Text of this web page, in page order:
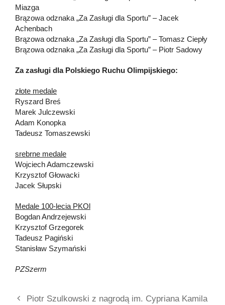
Miazga
Brązowa odznaka „Za Zasługi dla Sportu” – Jacek
Achenbach
Brązowa odznaka „Za Zasługi dla Sportu” – Tomasz Ciepły
Brązowa odznaka „Za Zasługi dla Sportu” – Piotr Sadowy
Za zasługi dla Polskiego Ruchu Olimpijskiego:
złote medale
Ryszard Breś
Marek Julczewski
Adam Konopka
Tadeusz Tomaszewski
srebrne medale
Wojciech Adamczewski
Krzysztof Głowacki
Jacek Słupski
Medale 100-lecia PKOl
Bogdan Andrzejewski
Krzysztof Grzegorek
Tadeusz Pagiński
Stanisław Szymański
PZSzerm
Piotr Szulkowski z nagrodą im. Cypriana Kamila